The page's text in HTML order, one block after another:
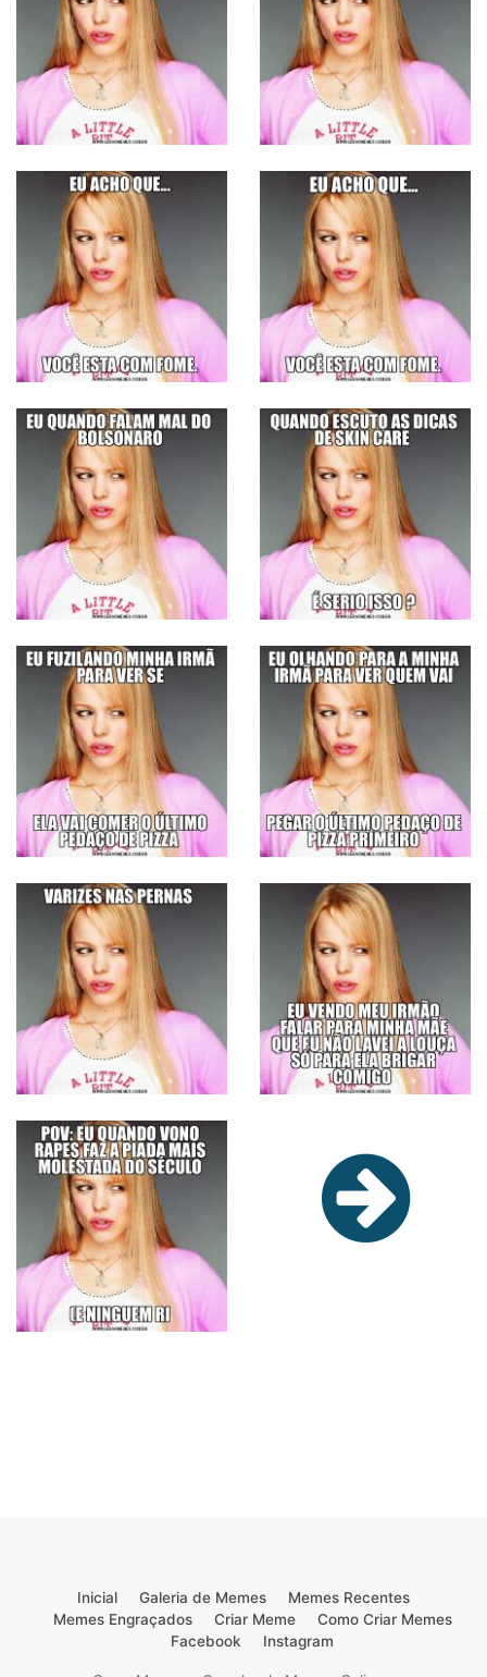
Inicial Galeria de Memes
Memes Recentes
Memes Engraçados
Criar Meme
Como Criar Memes
Facebook
Instagram